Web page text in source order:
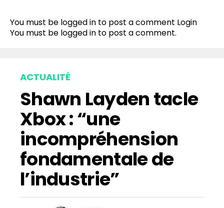
You must be logged in to post a comment Login
You must be logged in to post a comment.
ACTUALITÉ
Shawn Layden tacle
Xbox : “une
incompréhension
fondamentale de
l’industrie”
Pinterest